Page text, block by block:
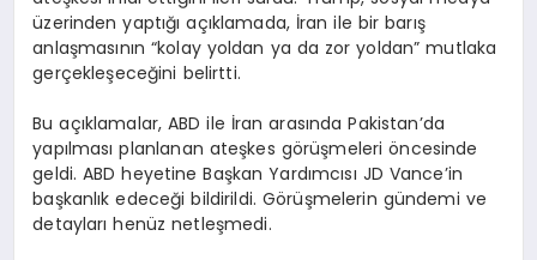
üzerinden yaptığı açıklamada, İran ile bir barış
anlaşmasının “kolay yoldan ya da zor yoldan” mutlaka
gerçekleşeceğini belirtti.
Bu açıklamalar, ABD ile İran arasında Pakistan’da
yapılması planlanan ateşkes görüşmeleri öncesinde
geldi. ABD heyetine Başkan Yardımcısı JD Vance’in
başkanlık edeceği bildirildi. Görüşmelerin gündemi ve
detayları henüz netleşmedi.